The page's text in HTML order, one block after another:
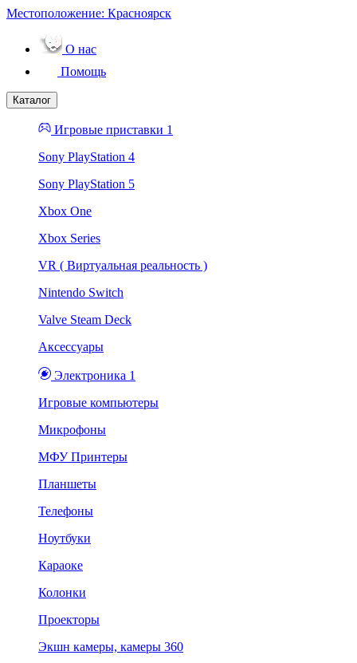
Местоположение: Красноярск
О нас
Помощь
Каталог
Игровые приставки 1
Sony PlayStation 4
Sony PlayStation 5
Xbox One
Xbox Series
VR ( Виртуальная реальность )
Nintendo Switch
Valve Steam Deck
Аксессуары
Электроника 1
Игровые компьютеры
Микрофоны
МФУ Принтеры
Планшеты
Телефоны
Ноутбуки
Караоке
Колонки
Проекторы
Экшн камеры, камеры 360